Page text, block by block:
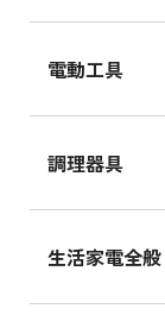
電動工具
調理器具
生活家電全般